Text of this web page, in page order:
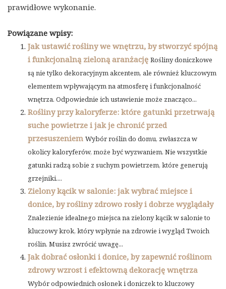
prawidłowe wykonanie.
Powiązane wpisy:
Jak ustawić rośliny we wnętrzu, by stworzyć spójną
i funkcjonalną zieloną aranżację Rośliny doniczkowe
są nie tylko dekoracyjnym akcentem, ale również kluczowym
elementem wpływającym na atmosferę i funkcjonalność
wnętrza. Odpowiednie ich ustawienie może znacząco...
Rośliny przy kaloryferze: które gatunki przetrwają
suche powietrze i jak je chronić przed
przesuszeniem Wybór roślin do domu, zwłaszcza w
okolicy kaloryferów, może być wyzwaniem. Nie wszystkie
gatunki radzą sobie z suchym powietrzem, które generują
grzejniki....
Zielony kącik w salonie: jak wybrać miejsce i
donice, by rośliny zdrowo rosły i dobrze wyglądały
Znalezienie idealnego miejsca na zielony kącik w salonie to
kluczowy krok, który wpłynie na zdrowie i wygląd Twoich
roślin. Musisz zwrócić uwagę...
Jak dobrać osłonki i donice, by zapewnić roślinom
zdrowy wzrost i efektowną dekorację wnętrza
Wybór odpowiednich osłonek i doniczek to kluczowy